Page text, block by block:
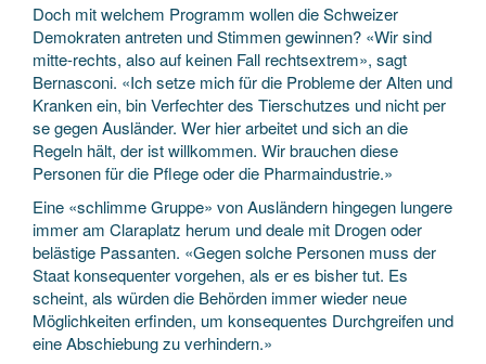
Doch mit welchem Programm wollen die Schweizer
Demokraten antreten und Stimmen gewinnen? «Wir sind
mitte-­rechts, also auf keinen Fall rechtsextrem», sagt
Bernasconi. «Ich setze mich für die Probleme der Alten und
Kranken ein, bin Verfechter des Tierschutzes und nicht per
se gegen Ausländer. Wer hier arbeitet und sich an die
Regeln hält, der ist willkommen. Wir brauchen diese
Personen für die Pflege oder die Pharmaindustrie.»
Eine «schlimme Gruppe» von Ausländern hingegen lungere
immer am Claraplatz herum und deale mit Drogen oder
belästige Passanten. «Gegen solche Personen muss der
Staat konsequenter vorgehen, als er es bisher tut. Es
scheint, als würden die Behörden immer wieder neue
Möglichkeiten erfinden, um konsequentes Durchgreifen und
eine Abschiebung zu verhindern.»